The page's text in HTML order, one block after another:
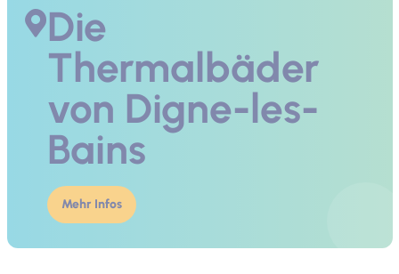
Die
Thermalbäder
von Digne-les-
Bains
Mehr Infos